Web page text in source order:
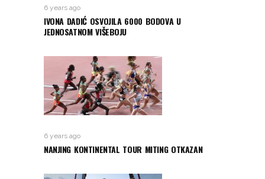
6 years ago
IVONA DADIĆ OSVOJILA 6000 BODOVA U
JEDNOSATNOM VIŠEBOJU
6 years ago
NANJING KONTINENTAL TOUR MITING OTKAZAN